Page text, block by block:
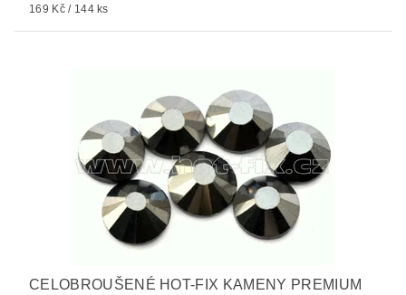
169 Kč / 144 ks
CELOBROUŠENÉ HOT-FIX KAMENY PREMIUM